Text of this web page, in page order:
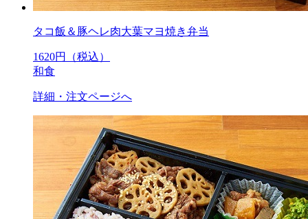
タコ飯＆豚ヘレ肉大葉マヨ焼き弁当
1620円（税込）
和食
詳細・注文ページへ